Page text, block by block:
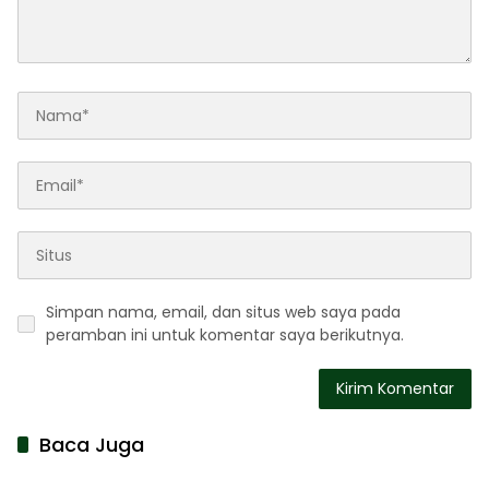
Simpan nama, email, dan situs web saya pada
peramban ini untuk komentar saya berikutnya.
Baca Juga